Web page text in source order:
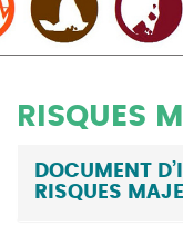
RISQUES
DOCUMENT
RISQUES